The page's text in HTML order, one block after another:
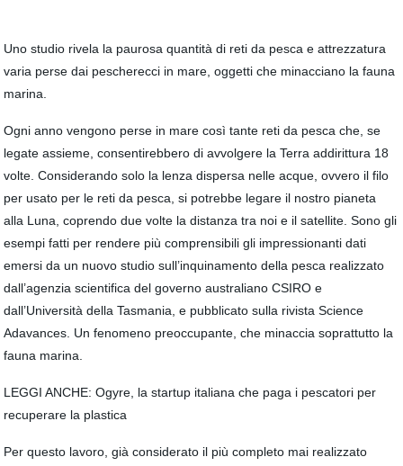
Uno studio rivela la paurosa quantità di reti da pesca e attrezzatura
varia perse dai pescherecci in mare, oggetti che minacciano la fauna
marina.
Ogni anno vengono perse in mare così tante reti da pesca che, se
legate assieme, consentirebbero di avvolgere la Terra addirittura 18
volte. Considerando solo la lenza dispersa nelle acque, ovvero il filo
per usato per le reti da pesca, si potrebbe legare il nostro pianeta
alla Luna, coprendo due volte la distanza tra noi e il satellite. Sono gli
esempi fatti per rendere più comprensibili gli impressionanti dati
emersi da un nuovo studio sull’inquinamento della pesca realizzato
dall’agenzia scientifica del governo australiano CSIRO e
dall’Università della Tasmania, e pubblicato sulla rivista Science
Adavances. Un fenomeno preoccupante, che minaccia soprattutto la
fauna marina.
LEGGI ANCHE: Ogyre, la startup italiana che paga i pescatori per
recuperare la plastica
Per questo lavoro, già considerato il più completo mai realizzato